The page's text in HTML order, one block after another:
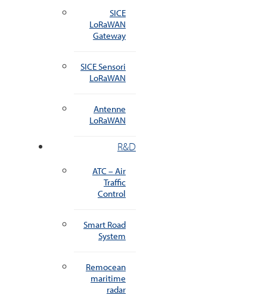
SICE
LoRaWAN
Gateway
SICE Sensori
LoRaWAN
Antenne
LoRaWAN
R&D
ATC – Air
Traffic
Control
Smart Road
System
Remocean
maritime
radar